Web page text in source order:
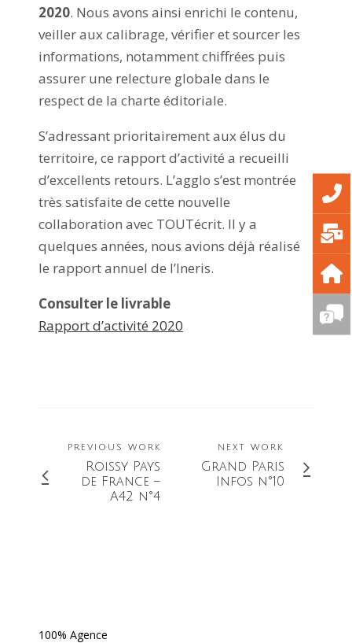
2020. Nous avons ainsi enrichi le contenu,
veiller aux calibrage, vérifier et sourcer les
informations, notamment chiffrées puis
assurer une relecture globale dans le
respect de la charte éditoriale.
S’adressant prioritairement aux élus du
territoire, ce rapport d’activité a recueilli
d’excellents retours. L’agglo s’est montrée
très satisfaite de cette nouvelle
collaboration avec TOUTécrit. Il y a
quelques années, nous avions déjà réalisé
le rapport annuel de l’Ineris.
Consulter le livrable
Rapport d’activité 2020
PREVIOUS WORK
Roissy Pays
de France –
A42 n°4
NEXT WORK
Grand Paris
Infos n°10
100% Agence